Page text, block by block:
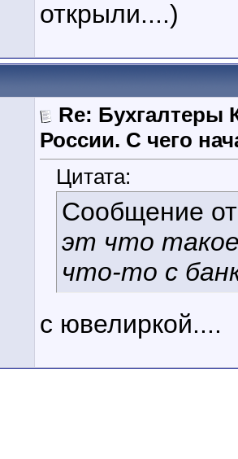
открыли....)
Re: Бухгалтеры
России. C чего
Цитата:
Сообщение
эт что
что-то с
с ювелиркой....